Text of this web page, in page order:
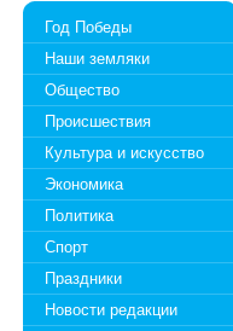
Год Победы
Наши земляки
Общество
Происшествия
Культура и искусство
Экономика
Политика
Спорт
Праздники
Новости редакции